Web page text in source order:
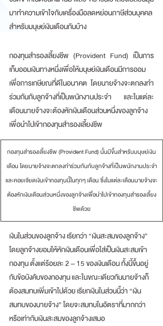
มาทำความเข้าใจกับเครื่องมือลดหย่อนภาษีส่วนบุคคล
สำหรับมนุษย์เงินเดือนกันบ้าง
กองทุนสำรองเลี้ยงชีพ (Provident Fund) เป็นการ
เก็บออมเงินทางหนึ่งเพื่อให้มนุษย์เงินเดือนมีการออม
เพื่อการเกษียณที่ดีในอนาคต โดยนายจ้างจะตกลงทำ
ร่วมกันกับลูกจ้างที่เป็นพนักงานประจำ และในแต่ละ
เดือนนายจ้างจะต้องหักเงินเดือนส่วนหนึ่งของลูกจ้าง
เพื่อนำไปเข้ากองทุนสำรองเลี้ยงชีพ
​กองทุนสำรองเลี้ยงชีพ (Provident Fund) นั้นมีขึ้นสำหรับมนุษย์เงิน
เดือน โดยนายจ้างจะตกลงทำร่วมกันกับลูกจ้างที่เป็นพนักงานประจำ
และคอยเจียดเงินเข้ากองทุนนี้ในทุกๆ เดือน ซึ่งในแต่ละเดือนนายจ้างจะ
ต้องหักเงินเดือนส่วนหนึ่งของลูกจ้างเพื่อนำไปเข้ากองทุนสำรองเลี้ยง
ชีพด้วย
เงินในส่วนของลูกจ้าง เรียกว่า “เงินสะสมของลูกจ้าง”
โดยลูกจ้างยอมให้หักเงินเดือนเพื่อใส่เป็นเงินสะสมเข้า
กองทุน ตั้งแต่ร้อยละ 2 – 15 ของเงินเดือน ทั้งนี้ขึ้นอยู่
กับข้อบังคับของกองทุน และในขณะเดียวกันนายจ้างก็
ต้องสมทบเพิ่มเข้าไปด้วย เรียกเงินในส่วนนี้ว่า “เงิน
สมทบของนายจ้าง” โดยจะสมทบในอัตราที่มากกว่า
หรือเท่ากับเงินสะสมของลูกจ้างเสมอ